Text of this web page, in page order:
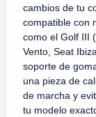
cambios de tu
compatible con
como el Golf III
Vento, Seat
soporte de
una pieza de
de marcha y
tu modelo